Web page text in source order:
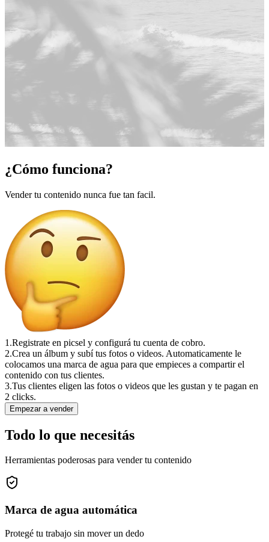
¿Cómo funciona?
Vender tu contenido nunca fue tan facil.
1.Registrate en picsel y configurá tu cuenta de cobro.
2.Crea un álbum y subí tus fotos o videos. Automaticamente le
colocamos una marca de agua para que empieces a compartir el
contenido con tus clientes.
3.Tus clientes eligen las fotos o videos que les gustan y te pagan en
2 clicks.
Empezar a vender
Todo lo que necesitás
Herramientas poderosas para vender tu contenido
Marca de agua automática
Protegé tu trabajo sin mover un dedo